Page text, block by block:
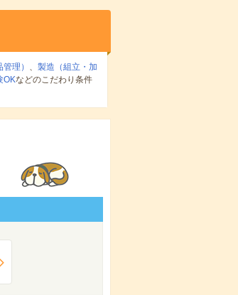
理） 、 製造（組立・加
OKなどのこだわり条件